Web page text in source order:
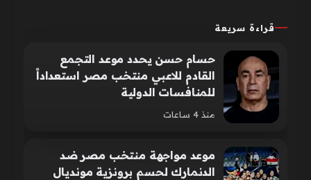
قراءة سريعة
حسام حسن يحدد موعد التجمع
القادم للاعبي منتخب مصر استعداداً
للمنافسات الدولية
منذ 4 ساعات
موعد مواجهة منتخب مصر ضد
الدنمارك لحسم برونزية مونديال